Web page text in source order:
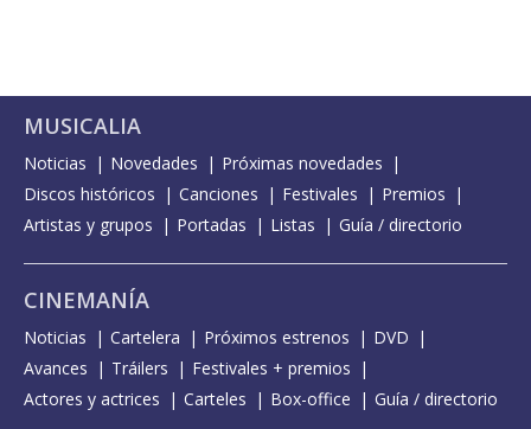
MUSICALIA
Noticias Novedades
Próximas novedades
Discos históricos
Canciones Festivales
Premios
Artistas y grupos
Portadas Listas Guía / directorio
CINEMANÍA
Noticias Cartelera Próximos estrenos
DVD
Avances
Tráilers
Festivales + premios
Actores y actrices
Carteles Box-office Guía / directorio